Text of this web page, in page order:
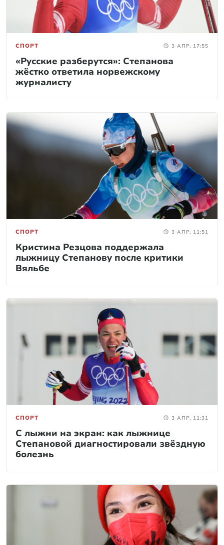
СПОРТ 3 АПР, 17:55
«Русские разберутся»: Степанова
жёстко ответила норвежскому
журналисту
СПОРТ 3 АПР, 11:51
Кристина Резцова поддержала
лыжницу Степанову после критики
Вяльбе
СПОРТ 3 АПР, 11:31
C лыжни на экран: как лыжнице
Степановой диагностировали звёздную
болезнь